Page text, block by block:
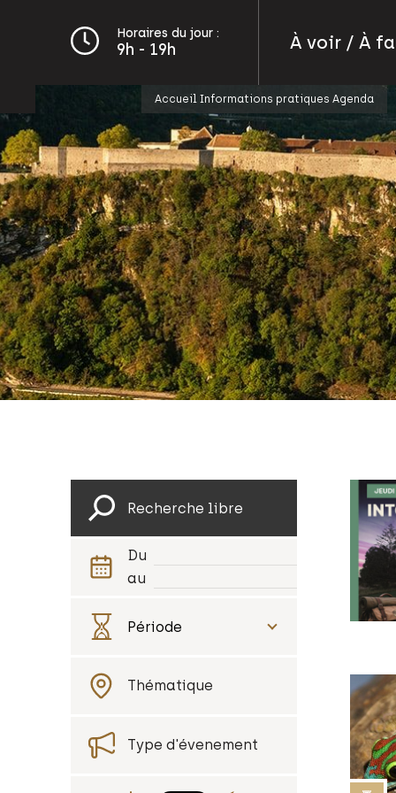
Horaires du jour :
9h - 19h À voir / À
Accueil Informations pratiques Agenda
Du
au
Thématique
Type d'évenement